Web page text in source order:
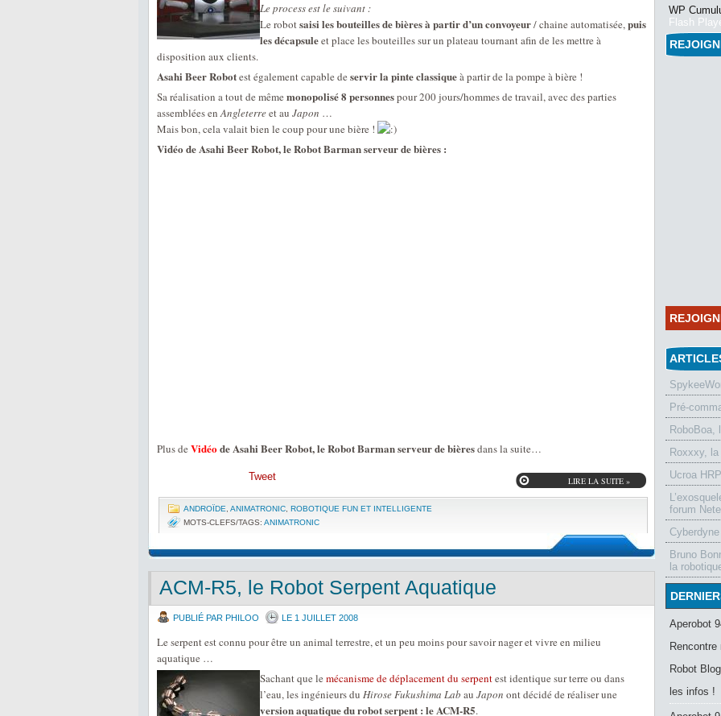
Le process est le suivant :
Le robotsaisi les bouteilles de bières à partir d’un convoyeur/ chaine automatisée,puis
les décapsuleet place les bouteilles sur un plateau tournant afin de les mettre à
disposition aux clients.
Asahi Beer Robotest également capable de servir la pinte classiqueà partir de la pompe à bière !
Sa réalisation a tout de même monopolisé 8 personnespour 200 jours/hommes de travail, avec des parties
assemblées enAngleterreet au Japon …
Mais bon, cela valait bien le coup pour une bière !
Vidéo de Asahi Beer Robot, le Robot Barman serveur de bières :
Plus de Vidéode Asahi Beer Robot, le Robot Barman serveur de bièresdans la suite…
LIRE LA SUITE »
Tweet
ANDROÏDE ANIMATRONIC ROBOTIQUE FUN ET INTELLIGENTE
MOTS-CLEFS/TAGS: ANIMATRONIC
ACM-R5, le Robot Serpent Aquatique
PUBLIÉ PAR PHILOO LE 1 JUILLET 2008
Le serpent est connu pour être un animal terrestre, et un peu moins pour savoir nager et vivre en milieu
aquatique …
Sachant que le mécanisme de déplacement du serpentest identique sur terre ou dans
l’eau, les ingénieurs du Hirose Fukushima Lab au Japon ont décidé de réaliser une
version aquatique du robot serpent : le ACM-R5.
WP
Flash
Pré-
RoboBoa,
Roxxxy,
Ucroa
forum
Bruno
la
Aperobot
Rencontre
Robot Blog
les infos !